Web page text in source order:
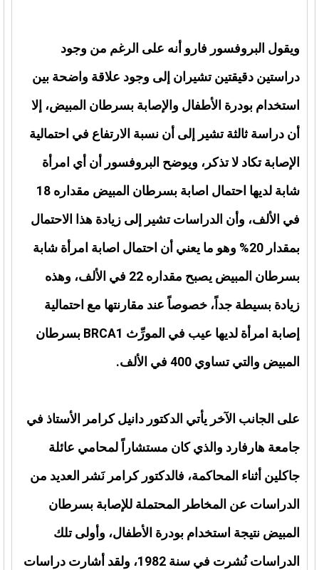
ويقول البروفسور فارو أنه على الرغم من وجود
دراستين دقيقتين تشيران إلى وجود علاقة واضحة بين
استخدام بودرة الأطفال والإصابة بسرطان المبيض، إلا
أن دراسة ثالثة تشير إلى أن نسبة الارتفاع في احتمالية
الإصابة تكاد لا تذكر، ويوضح البروفسور أن أي امرأة
شابة لديها احتمال اصابة بسرطان المبيض مقداره 18
في الألف، وأن الدراسات تشير إلى زيادة هذا الاحتمال
بمقدار 20% وهو ما يعني أن احتمال اصابة امرأة شابة
بسرطان المبيض يصبح مقداره 22 في الألف، وهذه
زيادة بسيطة جداً، خصوصاً عند مقارنتها مع احتمالية
إصابة امرأة لديها عيب في المورِّث BRCA1 بسرطان
المبيض والتي تساوي 400 في الألف.
على الجانب الآخر يأتي الدكتور دانيل كرامر الأستاذ في
جامعة هارفارد والذي كان مستشاراً لمحامي عائلة
جاكلين أثناء المحاكمة، فالدكتور كرامر نَشر العديد من
الدراسات عن المخاطر المحتملة للإصابة بسرطان
المبيض نتيجة استخدام بودرة الأطفال، وأولى تلك
الدراسات نُشرت في سنة 1982، ولقد أشارت دراسات